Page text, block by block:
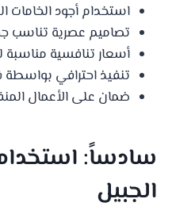
استخدام أجود الخامات
تصاميم عصرية تناسب
أسعار تنافسية مناسبة
تنفيذ احترافي
ضمان على الأعمال
سادساً:
الجبيل